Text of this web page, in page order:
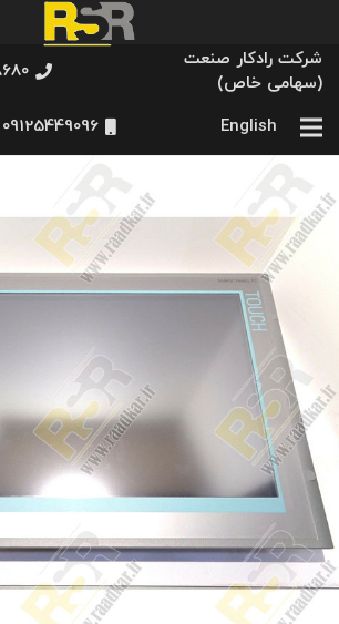
شرکت رادکار صنعت
(سهامی خاص)
English
09125449096